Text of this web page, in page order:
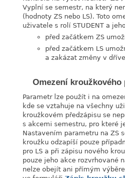
Vyplní se semestr, na který
(hodnoty ZS nebo LS). Toto
uživatele s rolí STUDENT a
před začátkem ZS
před začátkem LS
a zakázat změny v
Omezení kroužkového
Parametr lze použít i na
kde se vztahuje na všechny
kroužkovém předzápisu se
s akcemi semestru, pro které
Nastavením parametru na ZS
kroužku odzapíší pouze
pro LS a při zápisu nového
pouze jeho akce rozvrhované
nelze obejít ani přímým